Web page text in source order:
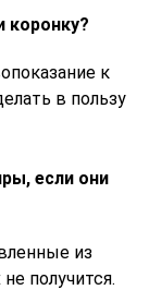
коронку?
к
в пользу
если они
из
получится.